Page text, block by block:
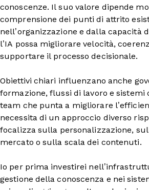
conoscenze. Il suo valore dipende
comprensione dei punti di attrito
nell’organizzazione e dalla capacità
l’IA possa migliorare velocità,
supportare il processo decisionale.
Obiettivi chiari influenzano anche
formazione, flussi di lavoro e sistemi
team che punta a migliorare
necessita di un approccio diverso
focalizza sulla personalizzazione,
mercato o sulla scala dei contenuti.
Io per prima investirei
gestione della conoscenza e nei